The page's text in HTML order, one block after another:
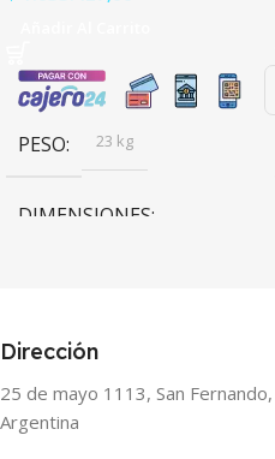
PESO 23 kg
DIMENSIONES
Dirección
25 de mayo 1113, San
Argentina